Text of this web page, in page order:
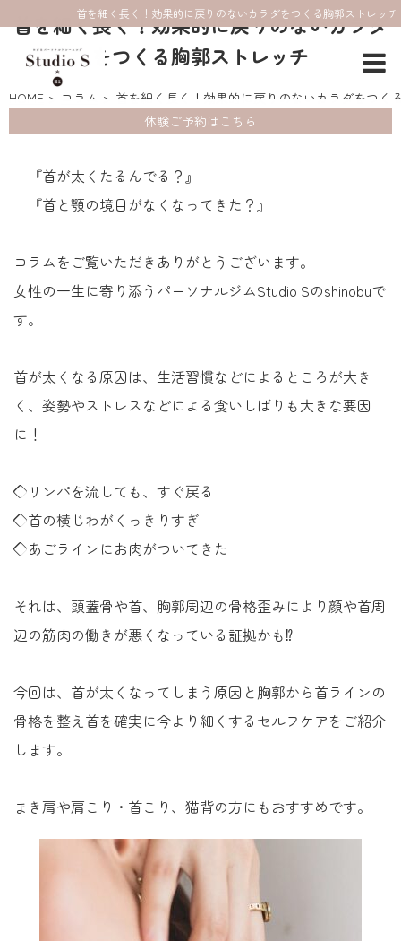
首を細く長く！効果的に戻りのないカラダをつくる胸郭ストレッチ
体験ご予約はこちら
首を細く長く！効果的に戻りのないカラダ
をつくる胸郭ストレッチ
HOME コラム 首を細く長く！効果的に戻りのないカラダをつく
『首が太くたるんでる？』
『首と顎の境目がなくなってきた？』
コラムをご覧いただきありがとうございます。
女性の一生に寄り添うパーソナルジムStudio Sのshinobuで
す。
首が太くなる原因は、生活習慣などによるところが大き
く、姿勢やストレスなどによる食いしばりも大きな要因
に！
◇リンパを流しても、すぐ戻る
◇首の横じわがくっきりすぎ
◇あごラインにお肉がついてきた
それは、頭蓋骨や首、胸郭周辺の骨格歪みにより顔や首周
辺の筋肉の働きが悪くなっている証拠かも⁉
今回は、首が太くなってしまう原因と胸郭から首ラインの
骨格を整え首を確実に今より細くするセルフケアをご紹介
します。
まき肩や肩こり・首こり、猫背の方にもおすすめです。